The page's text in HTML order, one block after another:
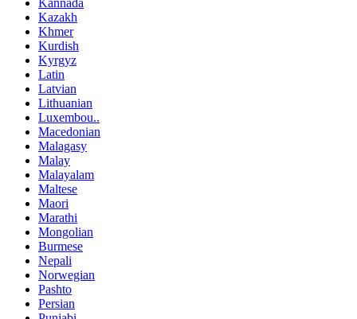
Kazakh
Khmer
Kurdish
Kyrgyz
Latin
Latvian
Lithuanian
Luxembou..
Macedonian
Malagasy
Malay
Malayalam
Maltese
Maori
Marathi
Mongolian
Burmese
Nepali
Norwegian
Pashto
Persian